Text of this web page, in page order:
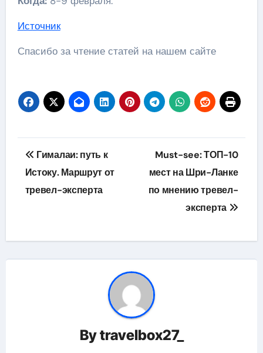
Источник
Спасибо за чтение статей на нашем сайте
Навигация
по
записям
Гималаи: путь к
Истоку. Маршрут от
тревел-эксперта
Must-see: ТОП-10
мест на Шри-Ланке
по мнению тревел-
эксперта
Bytravelbox27_